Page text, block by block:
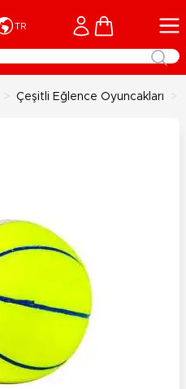
TR Cart
> Çeşitli Eğlence Oyuncakları >